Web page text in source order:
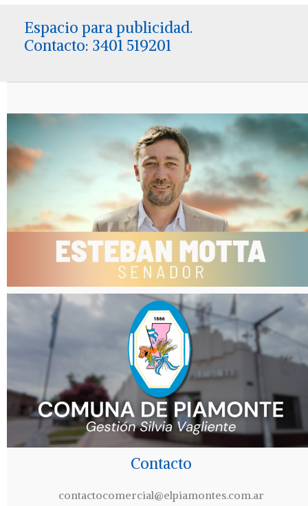
Espacio para publicidad.
Contacto: 3401 519201
Contacto
contactocomercial@elpiamontes.com.ar